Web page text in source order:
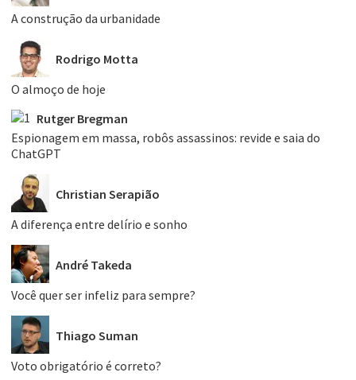
A construção da urbanidade
Rodrigo Motta
O almoço de hoje
Rutger Bregman
Espionagem em massa, robôs assassinos: revide e saia do
ChatGPT
Christian Serapião
A diferença entre delírio e sonho
André Takeda
Você quer ser infeliz para sempre?
Thiago Suman
Voto obrigatório é correto?